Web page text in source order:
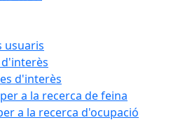
usuaris
d'interès
a la recerca de feina
a la recerca d'ocupació